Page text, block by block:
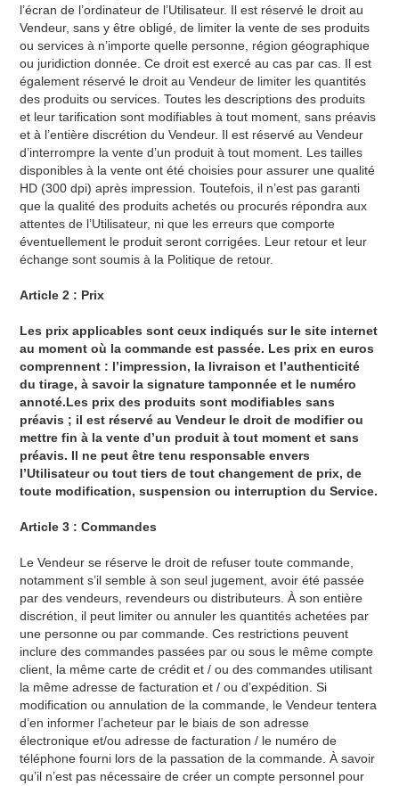
l’écran de l’ordinateur de l’Utilisateur. Il est réservé le droit au
Vendeur, sans y être obligé, de limiter la vente de ses produits
ou services à n’importe quelle personne, région géographique
ou juridiction donnée. Ce droit est exercé au cas par cas. Il est
également réservé le droit au Vendeur de limiter les quantités
des produits ou services. Toutes les descriptions des produits
et leur tarification sont modifiables à tout moment, sans préavis
et à l’entière discrétion du Vendeur. Il est réservé au Vendeur
d’interrompre la vente d’un produit à tout moment. Les tailles
disponibles à la vente ont été choisies pour assurer une qualité
HD (300 dpi) après impression. Toutefois, il n’est pas garanti
que la qualité des produits achetés ou procurés répondra aux
attentes de l’Utilisateur, ni que les erreurs que comporte
éventuellement le produit seront corrigées. Leur retour et leur
échange sont soumis à la Politique de retour.
Article 2 : Prix
Les prix applicables sont ceux indiqués sur le site internet
au moment où la commande est passée. Les prix en euros
comprennent : l’impression, la livraison et l’authenticité
du tirage, à savoir la signature tamponnée et le numéro
annoté.Les prix des produits sont modifiables sans
préavis ; il est réservé au Vendeur le droit de modifier ou
mettre fin à la vente d’un produit à tout moment et sans
préavis. Il ne peut être tenu responsable envers
l’Utilisateur ou tout tiers de tout changement de prix, de
toute modification, suspension ou interruption du Service.
Article 3 : Commandes
Le Vendeur se réserve le droit de refuser toute commande,
notamment s’il semble à son seul jugement, avoir été passée
par des vendeurs, revendeurs ou distributeurs. À son entière
discrétion, il peut limiter ou annuler les quantités achetées par
une personne ou par commande. Ces restrictions peuvent
inclure des commandes passées par ou sous le même compte
client, la même carte de crédit et / ou des commandes utilisant
la même adresse de facturation et / ou d’expédition. Si
modification ou annulation de la commande, le Vendeur tentera
d’en informer l’acheteur par le biais de son adresse
électronique et/ou adresse de facturation / le numéro de
téléphone fourni lors de la passation de la commande. À savoir
qu’il n’est pas nécessaire de créer un compte personnel pour